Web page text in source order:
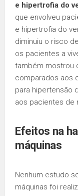
e hipertrofia do
que envolveu
e hipertrofia do
diminuiu o risco
os pacientes a
também mostrou
comparados aos
para hipertensão
aos pacientes de
Efeitos na
máquinas
Nenhum estudo
máquinas foi